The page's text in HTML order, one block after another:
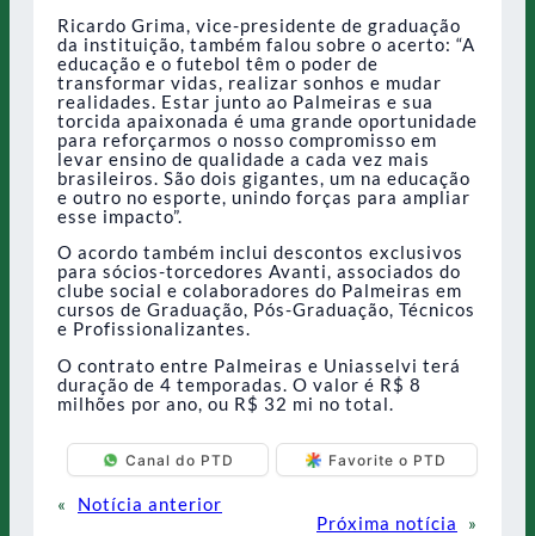
Ricardo Grima, vice-presidente de graduação
da instituição, também falou sobre o acerto: “A
educação e o futebol têm o poder de
transformar vidas, realizar sonhos e mudar
realidades. Estar junto ao Palmeiras e sua
torcida apaixonada é uma grande oportunidade
para reforçarmos o nosso compromisso em
levar ensino de qualidade a cada vez mais
brasileiros. São dois gigantes, um na educação
e outro no esporte, unindo forças para ampliar
esse impacto”.
O acordo também inclui descontos exclusivos
para sócios-torcedores Avanti, associados do
clube social e colaboradores do Palmeiras em
cursos de Graduação, Pós-Graduação, Técnicos
e Profissionalizantes.
O contrato entre Palmeiras e Uniasselvi terá
duração de 4 temporadas. O valor é R$ 8
milhões por ano, ou R$ 32 mi no total.
Canal do PTD Favorite o PTD
«
Notícia anterior
Próxima notícia
»